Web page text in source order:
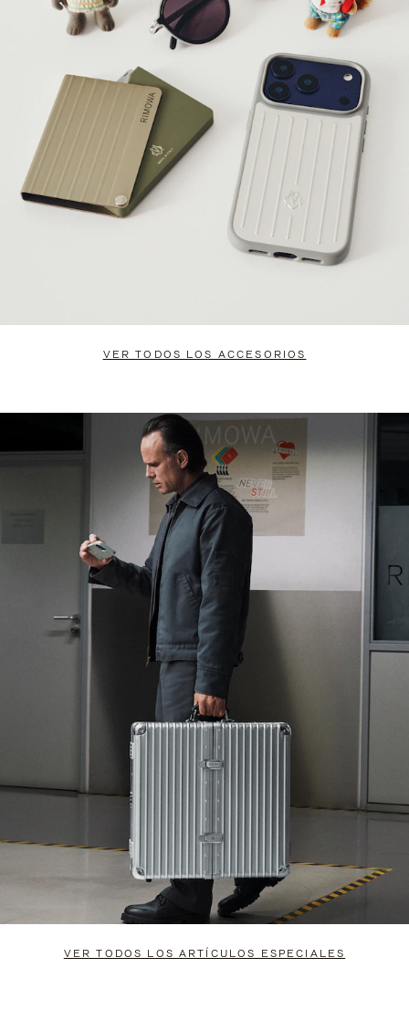
VER TODOS LOS ACCESORIOS
VER TODOS LOS ARTÍCULOS ESPECIALES